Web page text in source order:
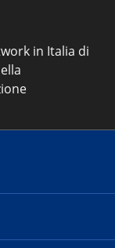
in Italia di